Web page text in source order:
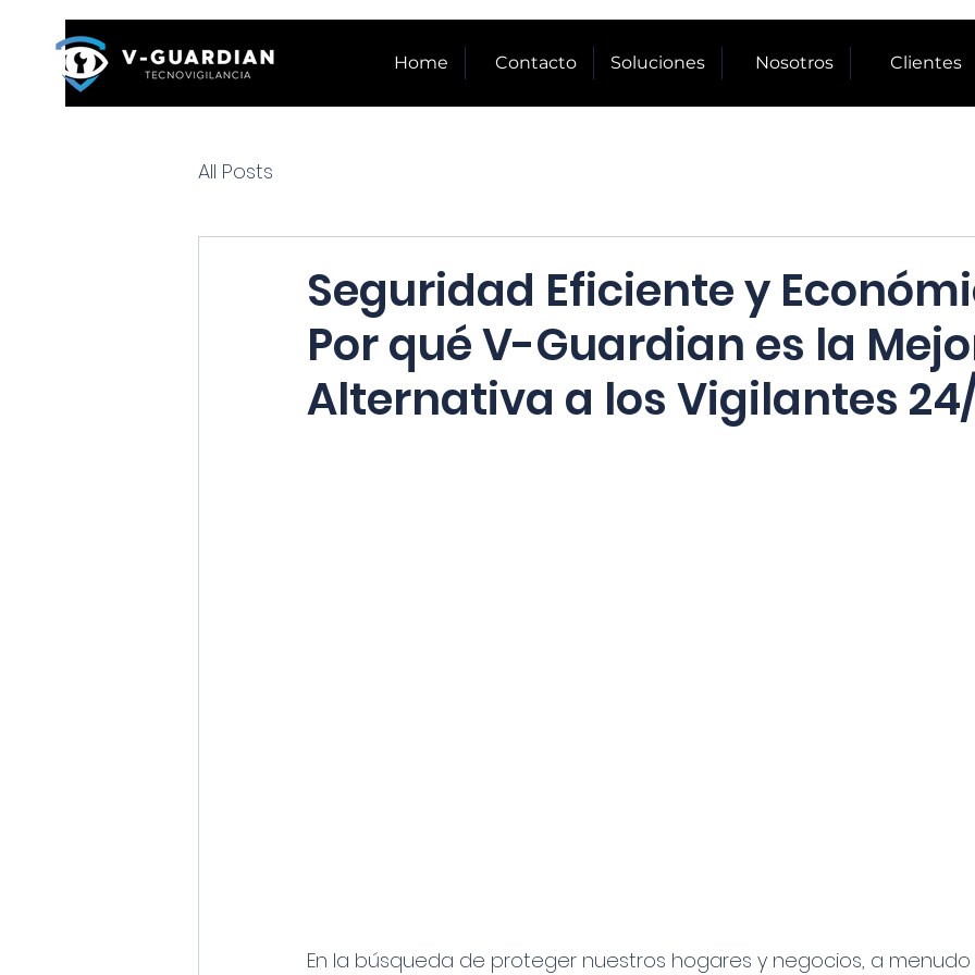
Home Contacto Soluciones Nosotros Clientes
All Posts
Seguridad Eficiente y
Por qué V-Guardian es la
Alternativa a los Vigilantes
En la búsqueda de proteger nuestros hogares y negocios, a